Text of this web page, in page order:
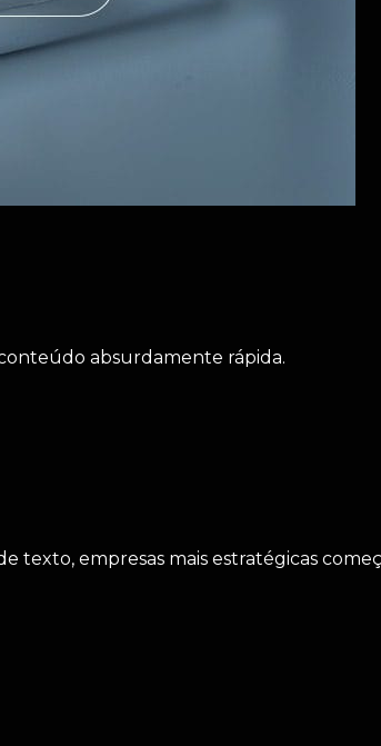
absurdamente rápida.
texto, empresas mais estratégicas